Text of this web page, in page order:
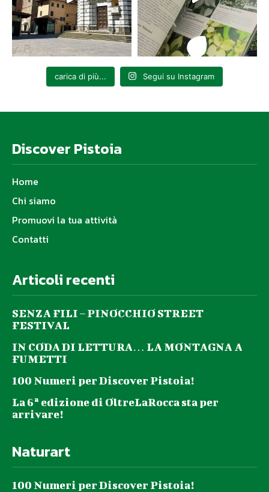
carica di più... Segui su Instagram
Discover Pistoia
Home
Chi siamo
Promuovi la tua attività
Contatti
Articoli recenti
SENZA FILI – PINOCCHIO STREET
FESTIVAL
IN CODA DI LETTURA… LA MONTAGNA A
FUMETTI
100 Numeri per Discover Pistoia!
La 6ª edizione di OltreLaRocca sta per
arrivare!
Naturart
100 Numeri per Discover Pistoia!